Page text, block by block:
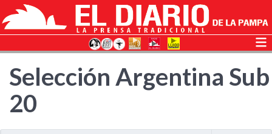
Selección Argentina Sub
20